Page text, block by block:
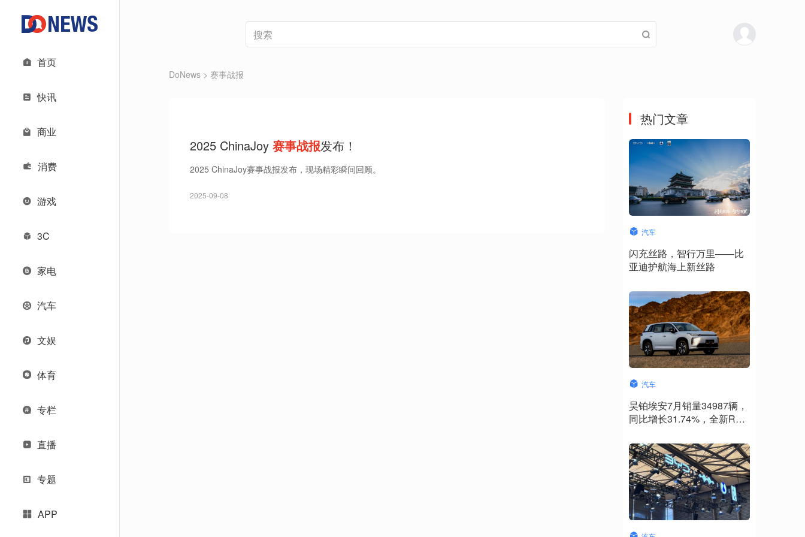
首页
快讯
商业
消费
游戏
3C
家电
汽车
文娱
体育
专栏
直播
专题
APP
DoNews > 赛事战报
2025 ChinaJoy 赛事战报发布！
2025 ChinaJoy赛事战报发布，现场精彩瞬间回顾。
2025-09-08
热门文章
汽车
闪充丝路，智行万里——比
亚迪护航海上新丝路
汽车
昊铂埃安7月销量34987辆，
同比增长31.74%，全新Ray